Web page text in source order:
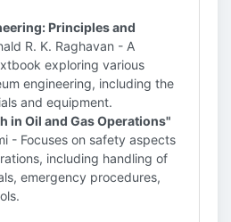
Principles and
R. K. Raghavan - A
exploring various
engineering, including the
and equipment.
in Oil and Gas Operations"
- Focuses on safety aspects
including handling of
emergency procedures,